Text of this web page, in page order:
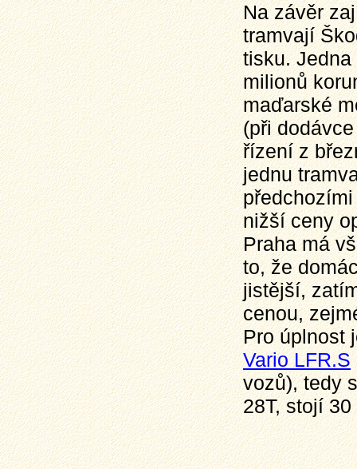
Na závěr
tramvají
tisku.
milionů
maďarské
(při
řízení z
jednu
nižší ceny
Praha má
to, že
jistější,
cenou,
Pro úplnost
Vario LFR.S
vozů), tedy
28T, stojí